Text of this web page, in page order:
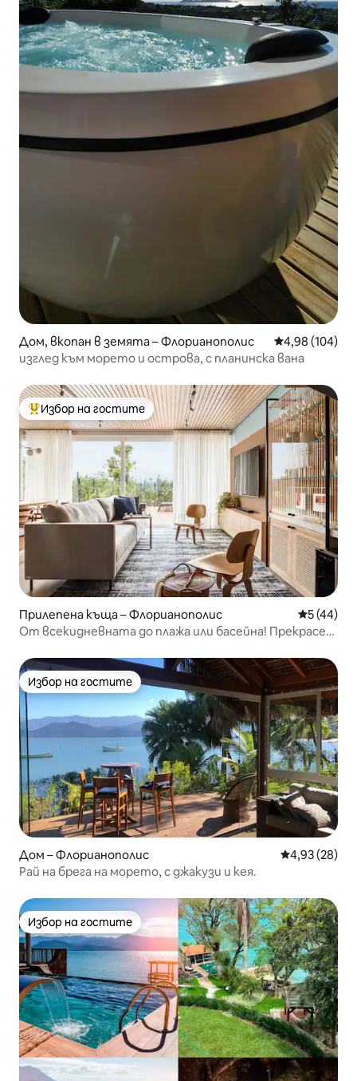
Дом, вкопан в земята – Флорианополис Средна
4,98 (104)
изглед към морето ​​и острова, с планинска вана
Най-популярен избор на гостите
Избор на гостите
Прилепена къща – Флорианополис Средна
5 (44)
От всекидневната до плажа или басейна! Прекрасен
Избор на гостите
Избор на гостите
Дом – Флорианополис Средна
4,93 (28)
Рай на брега на морето, с джакузи и кея.
Избор на гостите
Избор на гостите